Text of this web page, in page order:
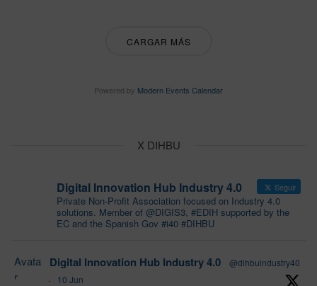
CARGAR MÁS
Powered by Modern Events Calendar
X DIHBU
Digital Innovation Hub Industry 4.0 Seguir
Private Non-Profit Association focused on Industry 4.0
solutions. Member of @DIGIS3, #EDIH supported by the
EC and the Spanish Gov #i40 #DIHBU
Avata
r
Digital Innovation Hub Industry 4.0
@dihbuindustry40
·
10 Jun